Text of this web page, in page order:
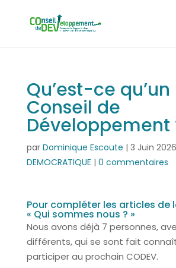
Qu’est-ce qu’un
Conseil de
Développement
par Dominique Escoute | 3 Juin 2026
DEMOCRATIQUE | 0 commentaires
Pour compléter les articles de
« Qui sommes nous ? »
Nous avons déjà 7 personnes,
différents, qui se sont fait
participer au prochain CODEV.